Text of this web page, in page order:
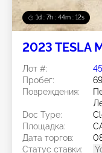
1d : 7h : 44m : 09s
2023 TESLA
Лот #:
Пробег:
Повреждения:
Doc Type:
Площадка:
Дата торгов:
Статус ставки: